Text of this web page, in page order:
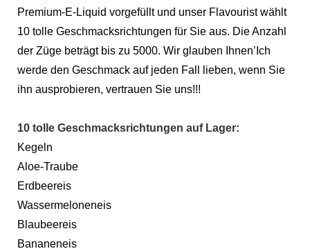
Premium-E-Liquid vorgefüllt und unser Flavourist wählt
10 tolle Geschmacksrichtungen für Sie aus. Die Anzahl
der Züge beträgt bis zu 5000. Wir glauben Ihnen’ Ich
werde den Geschmack auf jeden Fall lieben, wenn Sie
ihn ausprobieren, vertrauen Sie uns!!!
10 tolle Geschmacksrichtungen auf Lager:
Kegeln
Aloe-Traube
Erdbeereis
Wassermeloneneis
Blaubeereis
Bananeneis